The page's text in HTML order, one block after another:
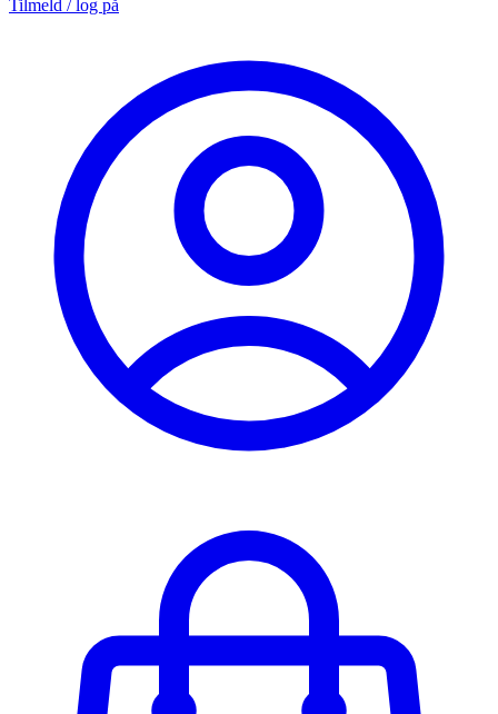
Tilmeld / log på